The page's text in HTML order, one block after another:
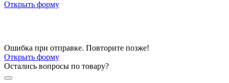
Открыть форму
Ошибка при отправке. Повторите позже!
Открыть форму
Остались вопросы по товару?